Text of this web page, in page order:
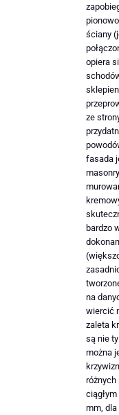
ściany
opiera
ze
fasada
bardzo
na
wiercić
zaleta
są nie
można
różnych
mm, dla